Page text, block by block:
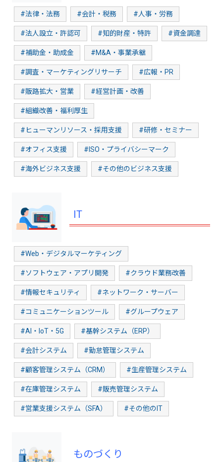
#法律・法務 #会計・税務 #人事・労務
#法人設立・許認可 #知的財産・特許 #資金調達
#補助金・助成金 #M&A・事業承継
#調査・マーケティングリサーチ #広報・PR
#販路拡大・営業 #経営計画・改善
#組織改善・福利厚生
#ヒューマンリソース・採用支援 #研修・セミナー
#オフィス支援 #ISO・プライバシーマーク
#海外ビジネス支援 #その他のビジネス支援
IT
#Web・デジタルマーケティング
#ソフトウェア・アプリ開発 #クラウド業務改善
#情報セキュリティ #ネットワーク・サーバー
#コミュニケーションツール #グループウェア
#AI・IoT・5G #基幹システム（ERP）
#会計システム #勤怠管理システム
#顧客管理システム（CRM） #生産管理システム
#在庫管理システム #販売管理システム
#営業支援システム（SFA） #その他のIT
ものづくり